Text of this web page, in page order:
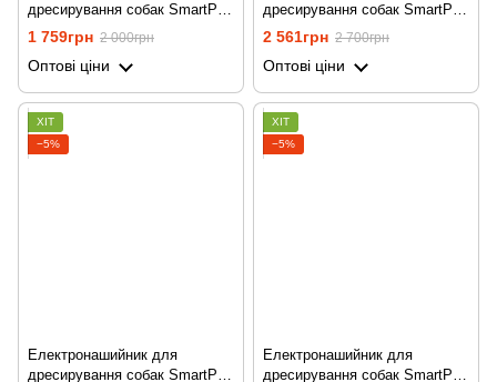
дресирування собак SmartPet
DTC-500, водостійкий, до 500
метрів, Помаранчевий
1 759грн 2 000грн
Оптові ціни
дресирування собак SmartPet
DTC-500, з 2-ма нашийниками,
водостійкий, до 500 метрів,
червоний
2 561грн 2 700грн
Оптові ціни
ХІТ
−5%
Електронашийник для
дресирування собак SmartPet
ХІТ
−5%
Електронашийник для
дресирування собак SmartPet